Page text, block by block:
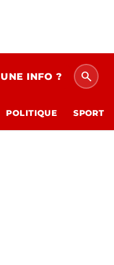
UNE INFO ? search
POLITIQUE SPORT